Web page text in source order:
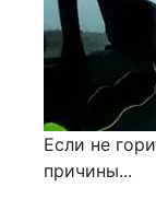
Если не
причины...